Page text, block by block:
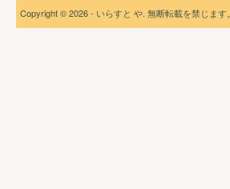
Copyright © 2026 - いらすと や. 無断転載を禁じます。